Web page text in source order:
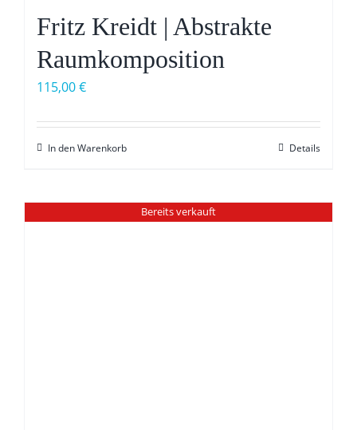
Fritz Kreidt | Abstrakte
Raumkomposition
115,00€
In den Warenkorb Details
Bereits verkauft